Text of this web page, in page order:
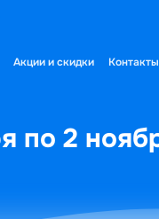
Акции и скидки Контакты
по 2